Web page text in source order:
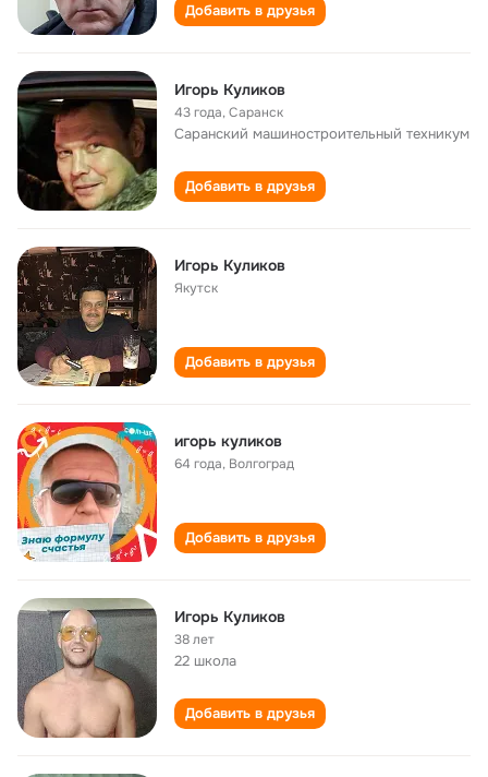
Добавить в друзья
Игорь Куликов
43 года,Саранск
Саранский машиностроительный техникум
Добавить в друзья
Игорь Куликов
Якутск
Добавить в друзья
игорь куликов
64 года, Волгоград
Добавить в друзья
Игорь Куликов
38 лет
22 школа
Добавить в друзья